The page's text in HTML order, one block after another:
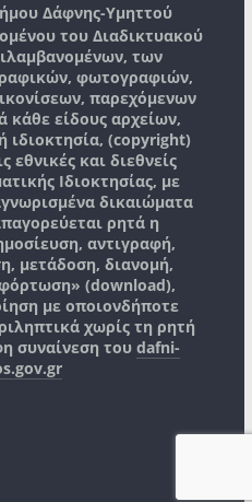
Δάφνης-Υμηττού
του Διαδικτυακού
των
φωτογραφιών,
παρεχόμενων
κάθε είδους αρχείων,
ιδιοκτησία, (copyright)
εθνικές και διεθνείς
Ιδιοκτησίας, με
δικαιώματα
ρητά η
αντιγραφή,
μετάδοση, διανομή,
(download),
με οποιονδήποτε
χωρίς τη ρητή
συναίνεση του dafni-